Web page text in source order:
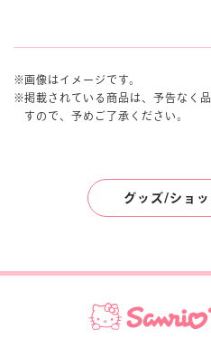
画像はイメージです。
掲載されている商品は、予告なく
すので、予めご了承ください。
グッズ/ショ